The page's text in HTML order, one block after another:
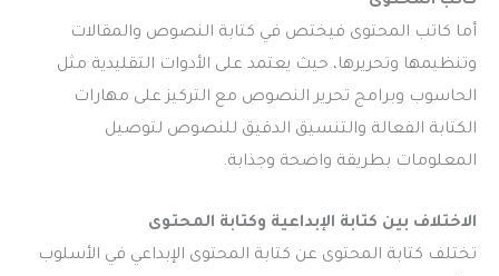
أما كاتب المحتوى فيختص في كتابة النصوص والمقالات
وتنظيمها وتحريرها، حيث يعتمد على الأدوات التقليدية مثل
الحاسوب وبرامج تحرير النصوص مع التركيز على مهارات
الكتابة الفعالة والتنسيق الدقيق للنصوص لتوصيل
المعلومات بطريقة واضحة وجذابة.
الاختلاف بين كتابة الإبداعية وكتابة المحتوى
تختلف كتابة المحتوى عن كتابة المحتوى الإبداعي في الأسلوب